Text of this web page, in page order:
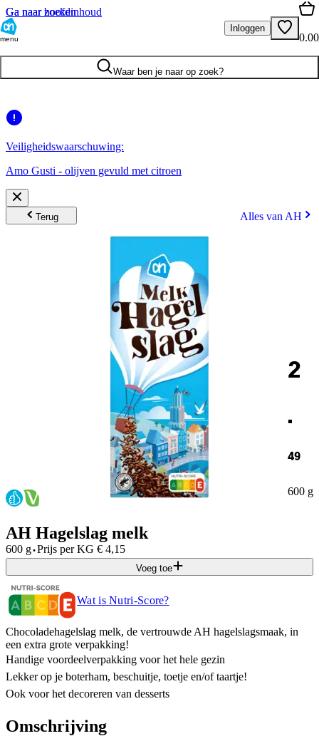
Ga naar hoofdinhoud
Ga naar zoeken
menu
Inloggen
0.00
Waar ben je naar op zoek?
Veiligheidswaarschuwing:
Amo Gusti - olijven gevuld met citroen
Terug Alles van AH
2
.
49
600 g
AH Hagelslag melk
600 g·Prijs per KG € 4,15
Voeg toe
Wat is Nutri-Score?
Chocoladehagelslag melk, de vertrouwde AH hagelslagsmaak, in
een extra grote verpakking!
Handige voordeelverpakking voor het hele gezin
Lekker op je boterham, beschuitje, toetje en/of taartje!
Ook voor het decoreren van desserts
Omschrijving